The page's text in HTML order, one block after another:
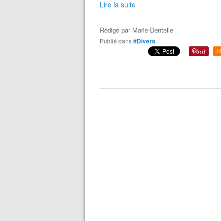
Lire la suite
Rédigé par Marie-Dentelle
Publié dans#Divers